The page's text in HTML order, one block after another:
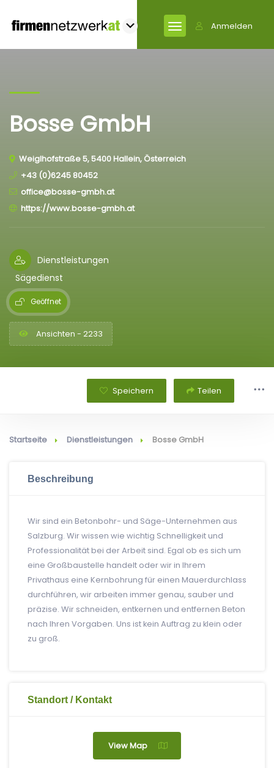
Anmelden
Bosse GmbH
Weiglhofstraße 5, 5400 Hallein, Österreich
+43 (0)6245 80452
office@bosse-gmbh.at
https://www.bosse-gmbh.at
Dienstleistungen
Sägedienst
Geöffnet
Ansichten - 2233
Speichern Teilen
Startseite Dienstleistungen Bosse GmbH
Beschreibung
Wir sind ein Betonbohr- und Säge-Unternehmen aus
Salzburg. Wir wissen wie wichtig Schnelligkeit und
Professionalität bei der Arbeit sind. Egal ob es sich um
eine Großbaustelle handelt oder wir in Ihrem
Privathaus eine Kernbohrung für einen Mauerdurchlass
durchführen, wir arbeiten immer genau, sauber und
präzise. Wir schneiden, entkernen und entfernen Beton
nach Ihren Vorgaben. Uns ist kein Auftrag zu klein oder
zu groß.
Standort / Kontakt
View Map